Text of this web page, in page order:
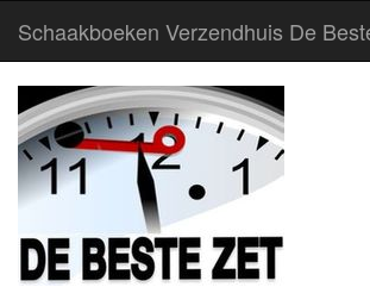
Schaakboeken Verzendhuis De